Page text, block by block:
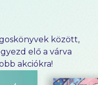
között,
elő a várva
akciókra!